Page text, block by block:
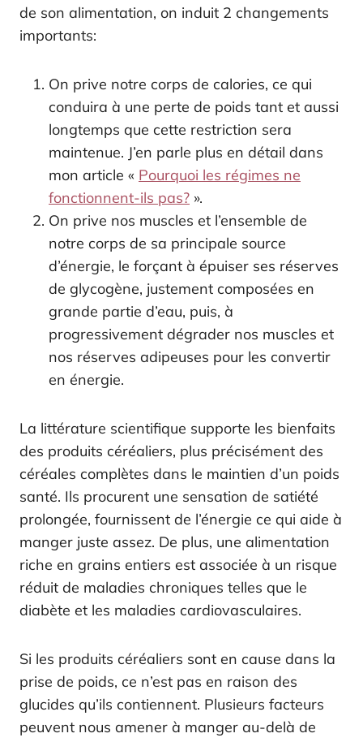
de son alimentation, on induit 2 changements
importants:
On prive notre corps de calories, ce qui
conduira à une perte de poids tant et aussi
longtemps que cette restriction sera
maintenue. J’en parle plus en détail dans
mon article « Pourquoi les régimes ne
fonctionnent-ils pas? ».
On prive nos muscles et l’ensemble de
notre corps de sa principale source
d’énergie, le forçant à épuiser ses réserves
de glycogène, justement composées en
grande partie d’eau, puis, à
progressivement dégrader nos muscles et
nos réserves adipeuses pour les convertir
en énergie.
La littérature scientifique supporte les bienfaits
des produits céréaliers, plus précisément des
céréales complètes dans le maintien d’un poids
santé. Ils procurent une sensation de satiété
prolongée, fournissent de l’énergie ce qui aide à
manger juste assez. De plus, une alimentation
riche en grains entiers est associée à un risque
réduit de maladies chroniques telles que le
diabète et les maladies cardiovasculaires.
Si les produits céréaliers sont en cause dans la
prise de poids, ce n’est pas en raison des
glucides qu’ils contiennent. Plusieurs facteurs
peuvent nous amener à manger au-delà de